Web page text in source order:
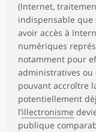
(Internet,
indispensable que
avoir accès à
numériques
notamment pour
administratives ou
pouvant accroître
potentiellement
l’illectronisme
publique